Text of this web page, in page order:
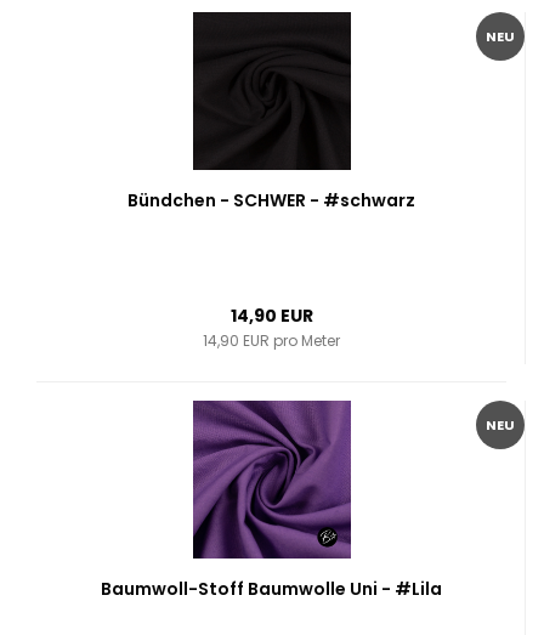
NEU
Bündchen - SCHWER - #schwarz
14,90 EUR
14,90 EUR pro Meter
NEU
Baumwoll-Stoff Baumwolle Uni - #Lila